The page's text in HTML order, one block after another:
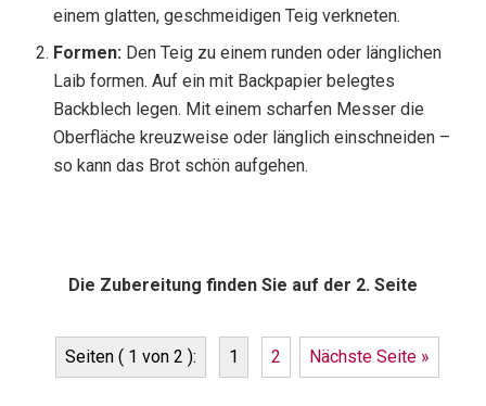
einem glatten, geschmeidigen Teig verkneten.
Formen: Den Teig zu einem runden oder länglichen
Laib formen. Auf ein mit Backpapier belegtes
Backblech legen. Mit einem scharfen Messer die
Oberfläche kreuzweise oder länglich einschneiden –
so kann das Brot schön aufgehen.
Die Zubereitung finden Sie auf der 2. Seite
Seiten ( 1 von 2 ): 1 2 Nächste Seite »